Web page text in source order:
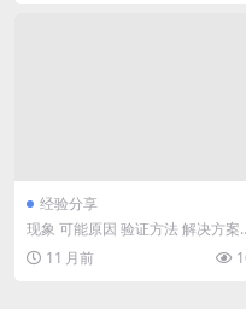
经验分享
现象 可能原因 验证方法 解决方案
网页版翻译界面空白或加载超时 浏
览器缓存/C...
11 月前